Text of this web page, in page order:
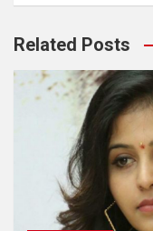
Related Posts